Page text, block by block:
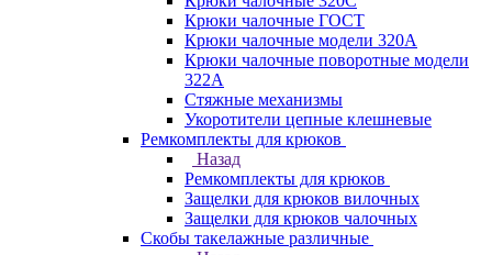
Крюки чалочные ГОСТ
Крюки чалочные модели 320А
Крюки чалочные поворотные модели
322А
Стяжные механизмы
Укоротители цепные клешневые
Ремкомплекты для крюков
Назад
Ремкомплекты для крюков
Защелки для крюков вилочных
Защелки для крюков чалочных
Скобы такелажные различные